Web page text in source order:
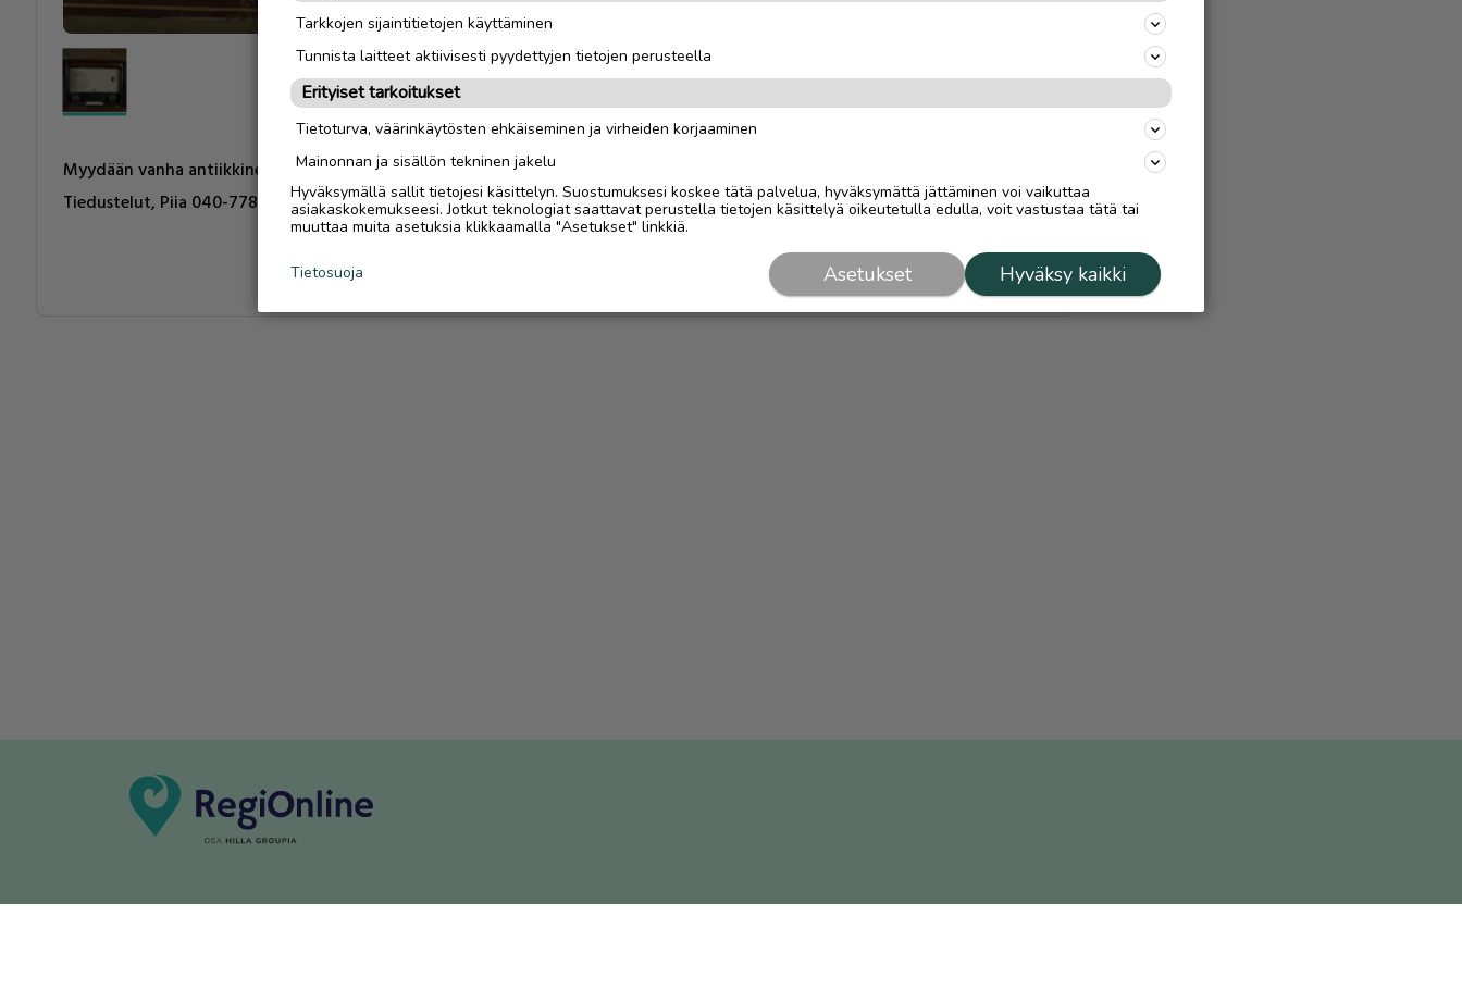
Myydään vanha antiikkinen radio 30€ hintaan.
Tiedustelut, Piia 040-7780041
Tarkkojen sijaintitietojen käyttäminen
Tunnista laitteet aktiivisesti pyydettyjen tietojen perusteella
Erityiset tarkoitukset
Tietoturva, väärinkäytösten ehkäiseminen ja virheiden korjaaminen
Mainonnan ja sisällön tekninen jakelu
Hyväksymällä sallit tietojesi käsittelyn. Suostumuksesi koskee tätä palvelua, hyväksymättä jättäminen voi vaikuttaa
asiakaskokemukseesi. Jotkut teknologiat saattavat perustella tietojen käsittelyä oikeutetulla edulla, voit vastustaa tätä tai
muuttaa muita asetuksia klikkaamalla "Asetukset" linkkiä.
Hyväksy kaikki
Asetukset
Tietosuoja